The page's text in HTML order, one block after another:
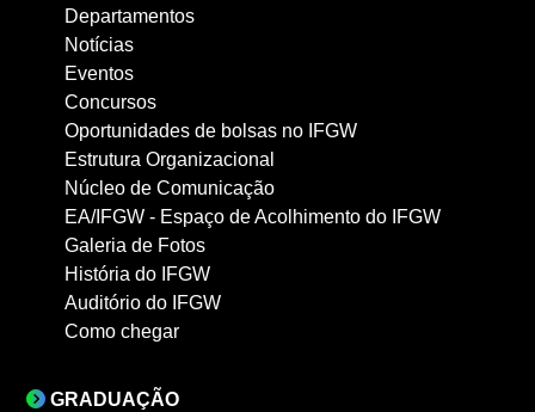
Departamentos
Notícias
Eventos
Concursos
Oportunidades de bolsas no IFGW
Estrutura Organizacional
Núcleo de Comunicação
EA/IFGW - Espaço de Acolhimento do IFGW
Galeria de Fotos
História do IFGW
Auditório do IFGW
Como chegar
GRADUAÇÃO